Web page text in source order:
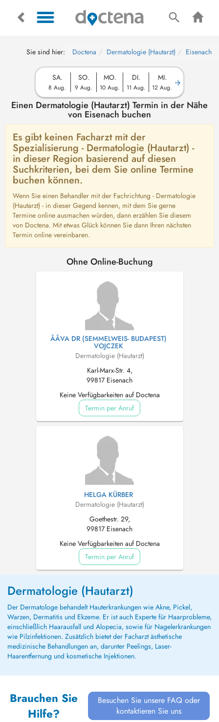
Sie sind hier: Doctena Dermatologie (Hautarzt) Eisenach
SA.
8 Aug.
SO.
9 Aug.
MO.
10 Aug.
DI.
11 Aug.
MI.
12 Aug.
Einen Dermatologie (Hautarzt) Termin in der Nähe
von Eisenach buchen
Es gibt keinen Facharzt mit der
Spezialisierung - Dermatologie (Hautarzt) -
in dieser Region basierend auf diesen
Suchkriterien, bei dem Sie online Termine
buchen können.
Wenn Sie einen Behandler mit der Fachrichtung - Dermatologie
(Hautarzt) - in dieser Gegend kennen, mit dem Sie gerne
Termine online ausmachen würden, dann erzählen Sie diesem
von Doctena. Mit etwas Glück können Sie dann Ihren nächsten
Termin online vereinbaren.
Ohne Online-Buchung
ÃÂVA DR (SEMMELWEIS- BUDAPEST)
VOJCZEK
Dermatologie (Hautarzt)
Karl-Marx-Str. 4,
99817 Eisenach
Keine Verfügbarkeiten auf Doctena
Termin per Anruf
HELGA KÜRBER
Dermatologie (Hautarzt)
Goethestr. 29,
99817 Eisenach
Keine Verfügbarkeiten auf Doctena
Termin per Anruf
Dermatologie (Hautarzt)
Der Dermatologe behandelt Hauterkrankungen wie Akne, Pickel,
Warzen, Dermatitis und Ekzeme. Er ist auch Experte für Haarprobleme,
einschließlich Haarausfall und Alopecia, sowie für Nagelerkrankungen
wie Pilzinfektionen. Zusätzlich bietet der Facharzt ästhetische
medizinische Behandlungen an, darunter Peelings, Laser-
Haarentfernung und kosmetische Injektionen.
Brauchen Sie
Hilfe?
Besuchen Sie unsere FAQ oder
kontaktieren Sie uns